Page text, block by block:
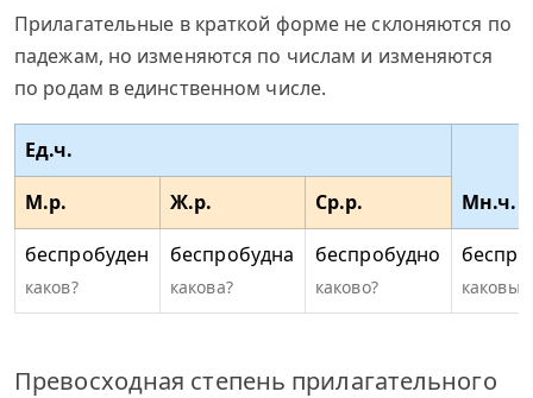
Прилагательные в краткой форме не склоняются по
падежам, но изменяются по числам и изменяются
по родам в единственном числе.
Ед.ч.
Мн.ч.
М.р. Ж.р.
Ср.р.
беспробуден
каков?
беспробудна
какова?
беспробудно
каково? каковы?
Превосходная степень прилагательного